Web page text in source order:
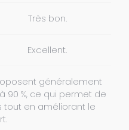
Très bon.
Excellent.
généralement
90 %, ce qui permet de
tout en améliorant le